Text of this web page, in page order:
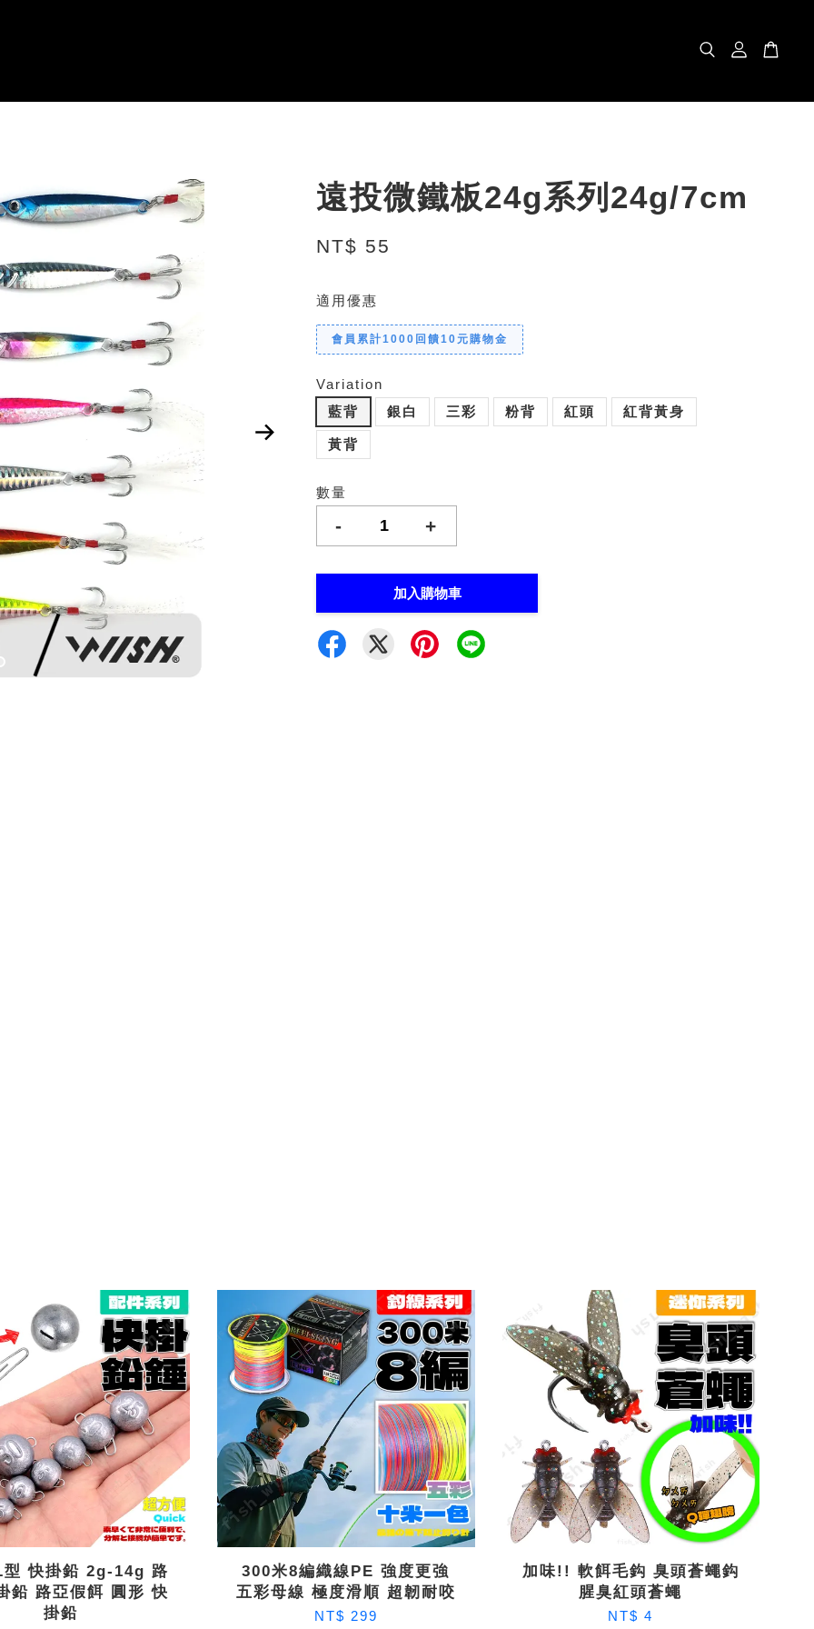
遠投微鐵板24g系列24g/7cm
NT$ 55
適用優惠
會員累計1000回饋10元購物金
Variation
藍背
銀白 三彩 粉背 紅頭 紅背黃身
黃背
數量
- +
加入購物車
型 快掛鉛 2g-14g 路
鉛 路亞假餌 圓形 快
掛鉛
300米8編織線PE 強度更強
五彩母線 極度滑順 超韌耐咬
NT$ 299
加味!! 軟餌毛鈎 臭頭蒼蠅鈎
腥臭紅頭蒼蠅
NT$ 4